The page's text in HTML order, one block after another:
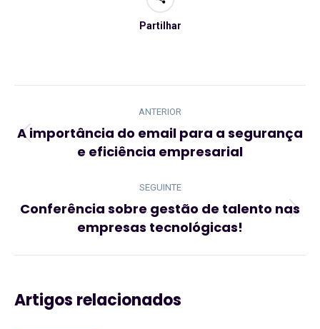
Partilhar
post:
ANTERIOR
Artigo
anterior:
A importância do email para a segurança
e eficiência empresarial
SEGUINTE
Artigo
seguinte:
Conferência sobre gestão de talento nas
empresas tecnológicas!
Artigos relacionados